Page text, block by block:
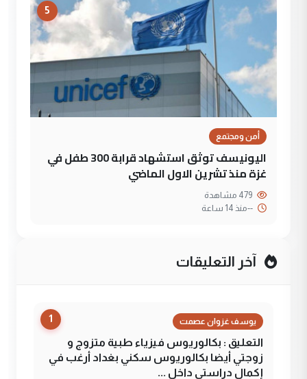
5
أمن ومجتمع
اليونيسف توثق استشهاد قرابة 300 طفل في
غزة منذ تشرين الاول الماضي
--منذ 14 ساعة
آخر التعليقات
1 يوسف غزوان عصمت
التعليق : بكالوريوس فيزياء طبية متزوج و
زوجتي أيضا بكالوريوس سكني بغداد أرغب في
إكمال دراستي داخل ...